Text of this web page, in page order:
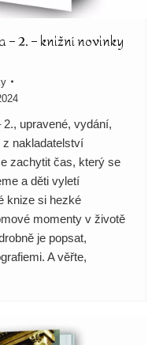
– 2. – knižní novinky
upravené, vydání,
z nakladatelství
zachytit čas, který se
a děti vyletí
knize si hezké
momenty v životě
je popsat,
A věřte,